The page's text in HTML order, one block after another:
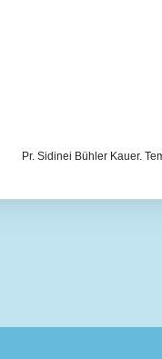
Pr. Sidinei Bühler Kauer.